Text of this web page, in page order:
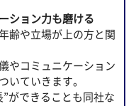
ション力も磨ける
齢や立場が上の方と関
やコミュニケーション
いていきます。
ができることも同社な